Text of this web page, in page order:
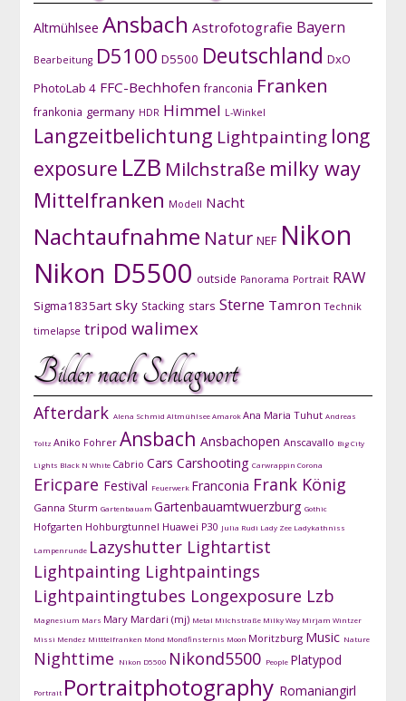
Altmühlsee Ansbach Astrofotografie Bayern
Bearbeitung D5100 D5500 Deutschland DxO
PhotoLab 4 FFC-Bechhofen franconia Franken
frankonia germany HDR Himmel L-Winkel
Langzeitbelichtung Lightpainting long
exposure LZB Milchstraße milky way
Mittelfranken Modell Nacht
Nachtaufnahme Natur NEF Nikon
Nikon D5500 outside Panorama Portrait RAW
Sigma1835art sky Stacking stars Sterne Tamron Technik
timelapse tripod walimex
Bilder nach Schlagwort
Afterdark Alena Schmid AltmühlseeAmarokAna Maria Tuhut Andreas
Toltz Aniko Fohrer Ansbach Ansbachopen Anscavallo Big City
Lights Black N White Cabrio Cars Carshooting Carwrappin Corona
Ericpare Festival Feuerwerk Franconia Frank König
Ganna Sturm Gartenbauam Gartenbauamtwuerzburg Gothic
Hofgarten Hohburgtunnel Huawei P30 Julia Rudi Lady Zee Ladykathniss
Lampenrunde Lazyshutter Lightartist
Lightpainting Lightpaintings
Lightpaintingtubes Longexposure Lzb
Magnesium Mars Mary Mardari (mj) Metal Milchstraße Milky Way Mirjam Wintzer
Missi Mendez Mitttelfranken Mond Mondfinsternis Moon Moritzburg Music Nature
Nighttime Nikon D5500 Nikond5500 People Platypod
Portrait Portraitphotography Romaniangirl